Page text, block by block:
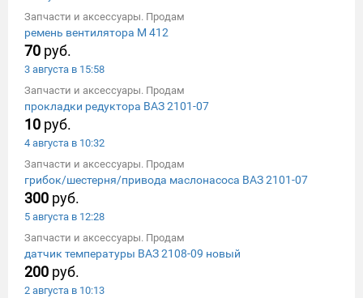
Запчасти и аксессуары. Продам
ремень вентилятора М 412
70 руб.
3 августа в 15:58
Запчасти и аксессуары. Продам
прокладки редуктора ВАЗ 2101-07
10 руб.
4 августа в 10:32
Запчасти и аксессуары. Продам
грибок/шестерня/привода маслонасоса ВАЗ 2101-07
300 руб.
5 августа в 12:28
Запчасти и аксессуары. Продам
датчик температуры ВАЗ 2108-09 новый
200 руб.
2 августа в 10:13